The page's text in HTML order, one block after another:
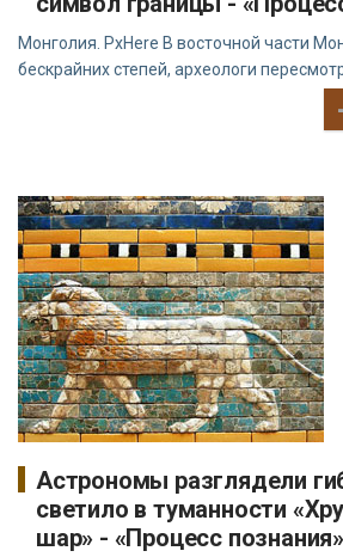
Монголия. PxHere В восточной части
бескрайних степей, археологи
Астрономы разглядели
светило в туманности
шар» - «Процесс познания»